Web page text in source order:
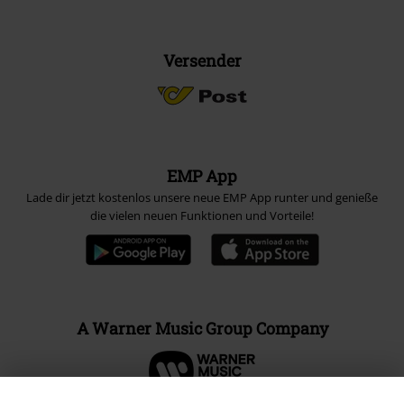
Versender
EMP App
Lade dir jetzt kostenlos unsere neue EMP App runter und genieße
die vielen neuen Funktionen und Vorteile!
A Warner Music Group Company